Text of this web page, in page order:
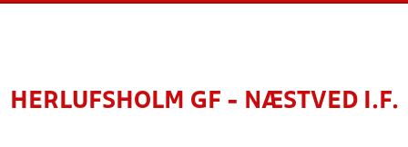
HERLUFSHOLM GF - NÆSTVED I.F.